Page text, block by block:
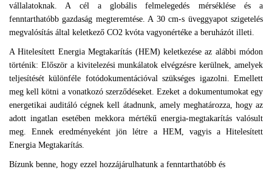
vállalatoknak. A cél a globális felmelegedés mérséklése és a
fenntarthatóbb gazdaság megteremtése. A 30 cm-s üveggyapot szigetelés
megvalósítás által keletkező CO2 kvóta vagyonértéke a beruházót illeti.
A Hitelesített Energia Megtakarítás (HEM) keletkezése az alábbi módon
történik: Először a kivitelezési munkálatok elvégzésre kerülnek, amelyek
teljesítését különféle fotódokumentációval szükséges igazolni. Emellett
meg kell kötni a vonatkozó szerződéseket. Ezeket a dokumentumokat egy
energetikai auditáló cégnek kell átadnunk, amely meghatározza, hogy az
adott ingatlan esetében mekkora mértékű energia-megtakarítás valósult
meg. Ennek eredményeként jön létre a HEM, vagyis a Hitelesített
Energia Megtakarítás.
Bízunk benne, hogy ezzel hozzájárulhatunk a fenntarthatóbb és